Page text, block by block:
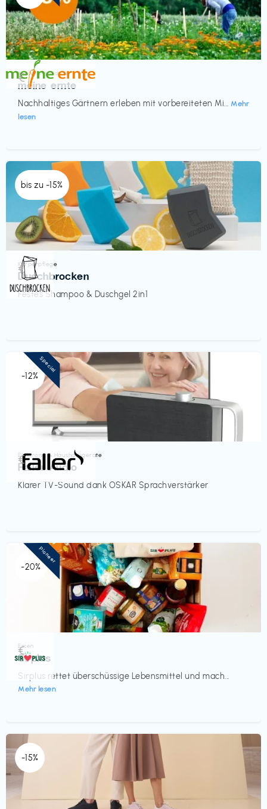
Küche & Haushalt
meine ernte
Nachhaltiges Gärtnern erleben mit vorbereiteten Mi... Mehr
lesen
€‎
bis zu -15%
Körperpflege
Duschbrocken
Festes Shampoo & Duschgel 2in1
€‎
-12%
Elektronik & Haushaltsgeräte
Faller Audio
Klarer TV-Sound dank OSKAR Sprachverstärker
€‎
Special
-20%
Essen
Sirplus
Sirplus rettet überschüssige Lebensmittel und mach...
Mehr lesen
€‎
Pioneer
-15%